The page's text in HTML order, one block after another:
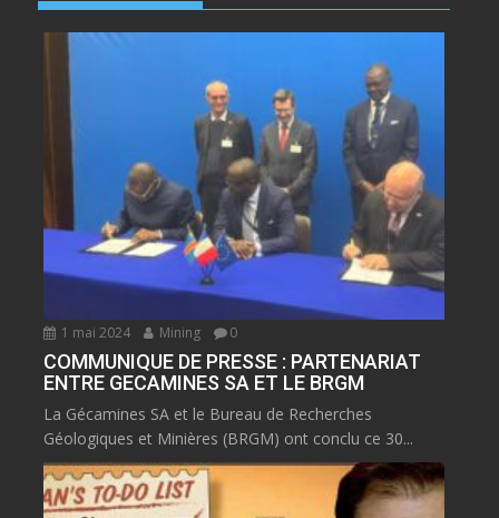
1 mai 2024 Mining 0
COMMUNIQUE DE PRESSE : PARTENARIAT
ENTRE GECAMINES SA ET LE BRGM
La Gécamines SA et le Bureau de Recherches
Géologiques et Minières (BRGM) ont conclu ce 30...